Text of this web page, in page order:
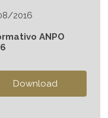
2016
ANPO